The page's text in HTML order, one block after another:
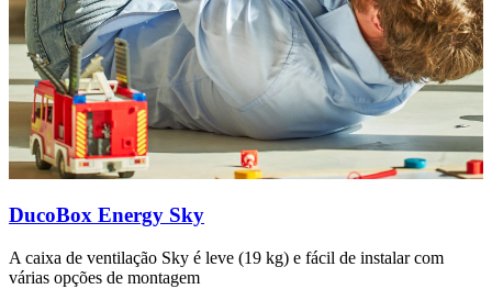
DucoBox Energy Sky
A caixa de ventilação Sky é leve (19 kg) e fácil de instalar com
várias opções de montagem